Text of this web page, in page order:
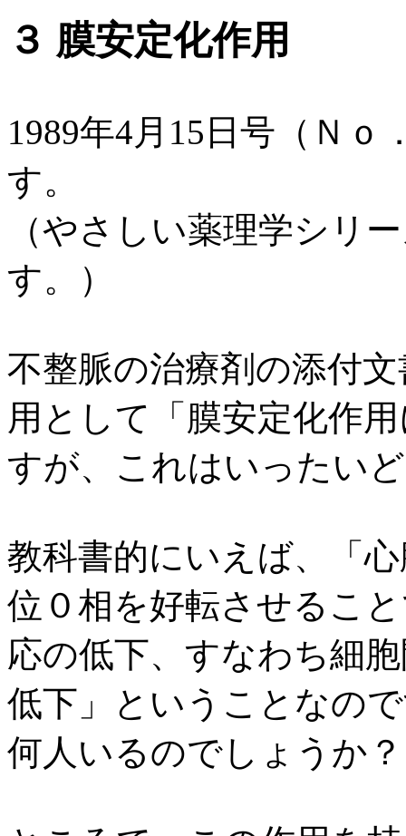
３ 膜安定化作用
1989年4月15日号（Ｎ
す。
（やさしい薬理学シリ
す。）
不整脈の治療剤の添付
用として「膜安定化作
すが、これはいったい
教科書的にいえば、「
位０相を好転させるこ
応の低下、すなわち細
低下」ということなの
何人いるのでしょうか？